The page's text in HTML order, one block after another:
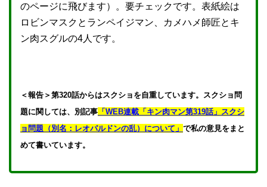
のページに飛びます）。要チェックです。表紙絵は
ロビンマスクとランペイジマン、カメハメ師匠とキ
ン肉スグルの4人です。
＜報告＞第320話からはスクショを自重しています。スクショ問
題に関しては、別記事 「WEB連載「キン肉マン第319話」スクシ
ョ問題（別名：レオパルドンの乱）について」 で私の意見をまと
めて書いています。